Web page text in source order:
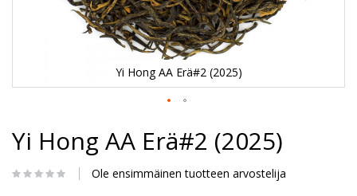
Yi Hong AA Erä#2 (2025)
to
the
of
Yi Hong AA Erä#2 (2025)
Ole ensimmäinen tuotteen arvostelija